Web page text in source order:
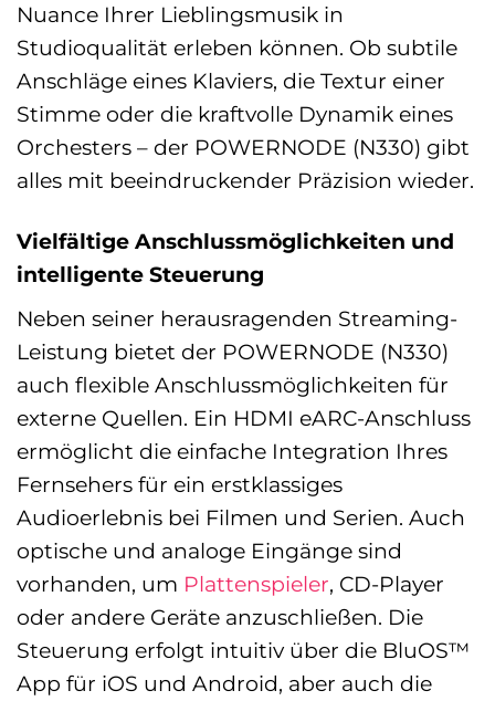
Nuance Ihrer Lieblingsmusik in
Studioqualität erleben können. Ob subtile
Anschläge eines Klaviers, die Textur einer
Stimme oder die kraftvolle Dynamik eines
Orchesters – der POWERNODE (N330) gibt
alles mit beeindruckender Präzision wieder.
Vielfältige Anschlussmöglichkeiten und
intelligente Steuerung
Neben seiner herausragenden Streaming-
Leistung bietet der POWERNODE (N330)
auch flexible Anschlussmöglichkeiten für
externe Quellen. Ein HDMI eARC-Anschluss
ermöglicht die einfache Integration Ihres
Fernsehers für ein erstklassiges
Audioerlebnis bei Filmen und Serien. Auch
optische und analoge Eingänge sind
vorhanden, um Plattenspieler, CD-Player
oder andere Geräte anzuschließen. Die
Steuerung erfolgt intuitiv über die BluOS™
App für iOS und Android, aber auch die